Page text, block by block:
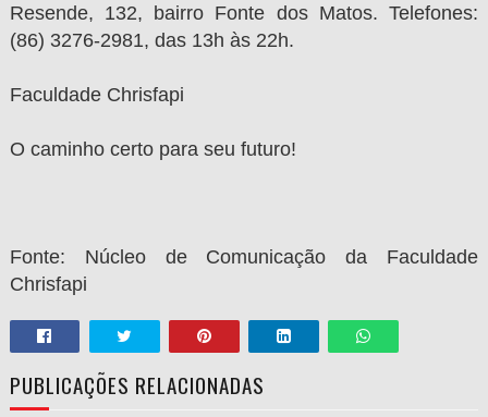
Resende, 132, bairro Fonte dos Matos. Telefones:
(86) 3276-2981, das 13h às 22h.
Faculdade Chrisfapi
O caminho certo para seu futuro!
Fonte: Núcleo de Comunicação da Faculdade
Chrisfapi
PUBLICAÇÕES RELACIONADAS